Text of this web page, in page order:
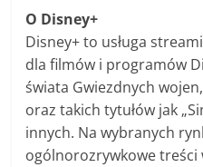
O Disney+
Disney+ to usługa
dla filmów i programów
świata Gwiezdnych
oraz takich tytułów jak
innych. Na wybranych
ogólnorozrywkowe treści